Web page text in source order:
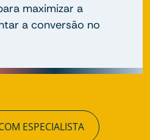
maximizar a
a conversão no
ESPECIALISTA